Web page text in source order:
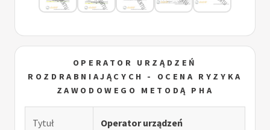
OPERATOR URZĄDZEŃ
ROZDRABNIAJĄCYCH - OCENA RYZYKA
ZAWODOWEGO METODĄ PHA
Tytuł
Operator urządzeń